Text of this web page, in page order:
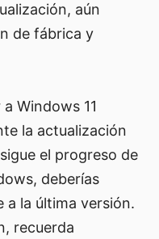
aún
de fábrica y
Windows 11
la actualización
el progreso de
deberías
a la última versión.
recuerda